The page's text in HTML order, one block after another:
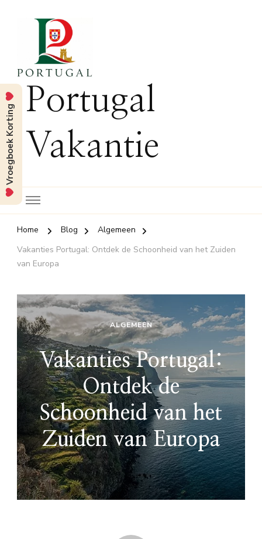
Portugal
Vakantie
Home Blog
Algemeen
Vakanties Portugal: Ontdek de Schoonheid van het Zuiden
van Europa
ALGEMEEN
Vakanties Portugal:
Ontdek de
Schoonheid van het
Zuiden van Europa
Vroegboek Korting